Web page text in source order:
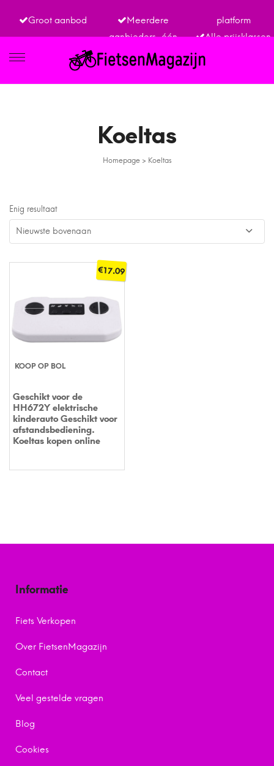
Groot aanbod
Meerdere
aanbieders, één
platform
Alle prijsklassen
Koeltas
Homepage > Koeltas
Enig resultaat
KOOP OP BOL
Geschikt voor de
HH672Y elektrische
kinderauto Geschikt voor
afstandsbediening.
Koeltas kopen online
€17.09
Informatie
Fiets Verkopen
Over FietsenMagazijn
Contact
Veel gestelde vragen
Blog
Cookies